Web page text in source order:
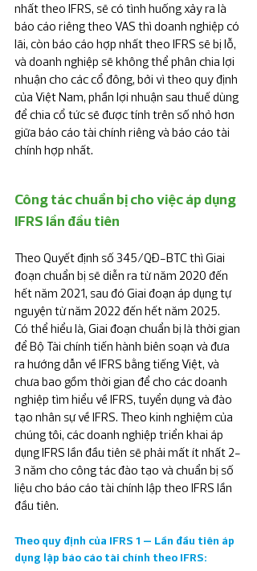
nhất theo IFRS, sẽ có tình huống xảy ra là
báo cáo riêng theo VAS thì doanh nghiệp có
lãi, còn báo cáo hợp nhất theo IFRS sẽ bị lỗ,
và doanh nghiệp sẽ không thể phân chia lợi
nhuận cho các cổ đông, bởi vì theo quy định
của Việt Nam, phần lợi nhuận sau thuế dùng
để chia cổ tức sẽ được tính trên số nhỏ hơn
giữa báo cáo tài chính riêng và báo cáo tài
chính hợp nhất.
Công tác chuẩn bị cho việc áp dụng
IFRS lần đầu tiên
Theo Quyết định số 345/QĐ-BTC thì Giai
đoạn chuẩn bị sẽ diễn ra từ năm 2020 đến
hết năm 2021, sau đó Giai đoạn áp dụng tự
nguyện từ năm 2022 đến hết năm 2025.
Có thể hiểu là, Giai đoạn chuẩn bị là thời gian
để Bộ Tài chính tiến hành biên soạn và đưa
ra hướng dẫn về IFRS bằng tiếng Việt, và
chưa bao gồm thời gian để cho các doanh
nghiệp tìm hiểu về IFRS, tuyển dụng và đào
tạo nhân sự về IFRS. Theo kinh nghiệm của
chúng tôi, các doanh nghiệp triển khai áp
dụng IFRS lần đầu tiên sẽ phải mất ít nhất 2-
3 năm cho công tác đào tạo và chuẩn bị số
liệu cho báo cáo tài chính lập theo IFRS lần
đầu tiên.
Theo quy định của IFRS 1 – Lần đầu tiên áp
dụng lập báo cáo tài chính theo IFRS: